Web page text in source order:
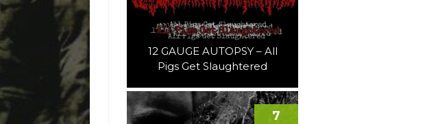
12 GAUGE AUTOPSY – All
Pigs Get Slaughtered
7